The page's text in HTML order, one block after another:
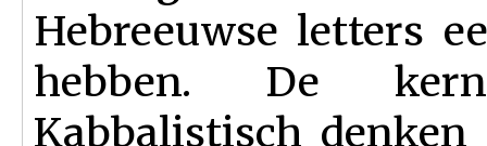
Hebreeuwse letters
hebben. De
Kabbalistisch